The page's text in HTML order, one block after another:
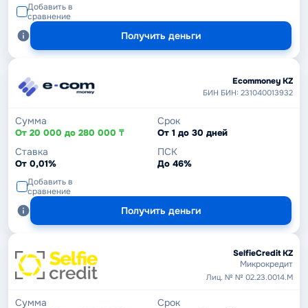
Добавить в
сравнение
Получить деньги
Ecommoney KZ
БИН БИН: 231040013932
Сумма
От 20 000 до 280 000 ₸
Срок
От 1 до 30 дней
Ставка
От 0,01%
ПСК
До 46%
Добавить в
сравнение
Получить деньги
SelfieCredit KZ
Микрокредит
Лиц. № № 02.23.0014.М
Сумма Срок